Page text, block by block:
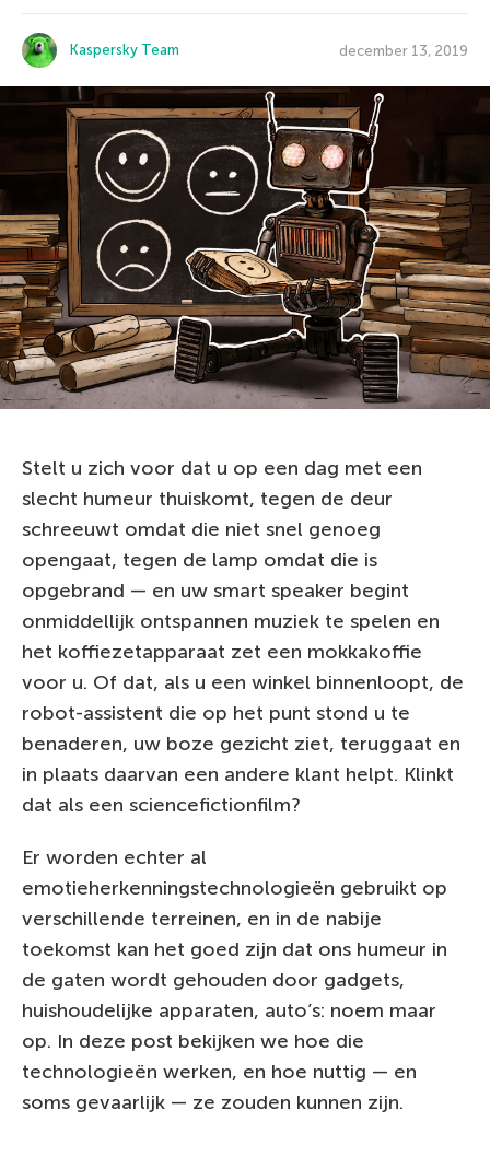
Kaspersky Team december 13, 2019
Stelt u zich voor dat u op een dag met een
slecht humeur thuiskomt, tegen de deur
schreeuwt omdat die niet snel genoeg
opengaat, tegen de lamp omdat die is
opgebrand — en uw smart speaker begint
onmiddellijk ontspannen muziek te spelen en
het koffiezetapparaat zet een mokkakoffie
voor u. Of dat, als u een winkel binnenloopt, de
robot-assistent die op het punt stond u te
benaderen, uw boze gezicht ziet, teruggaat en
in plaats daarvan een andere klant helpt. Klinkt
dat als een sciencefictionfilm?
Er worden echter al
emotieherkenningstechnologieën gebruikt op
verschillende terreinen, en in de nabije
toekomst kan het goed zijn dat ons humeur in
de gaten wordt gehouden door gadgets,
huishoudelijke apparaten, auto’s: noem maar
op. In deze post bekijken we hoe die
technologieën werken, en hoe nuttig — en
soms gevaarlijk — ze zouden kunnen zijn.